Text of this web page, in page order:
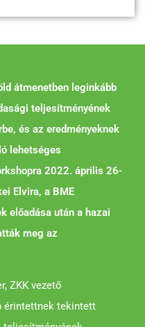
átmenetben leginkább
teljesítményének
és az eredményeknek
lehetséges
2022. április 26-
Elvira, a BME
előadása után a hazai
meg az
ZKK vezető
érintettnek tekintett